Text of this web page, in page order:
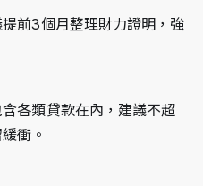
提前3個月整理財力證明，強
各類貸款在內，建議不超
衝。